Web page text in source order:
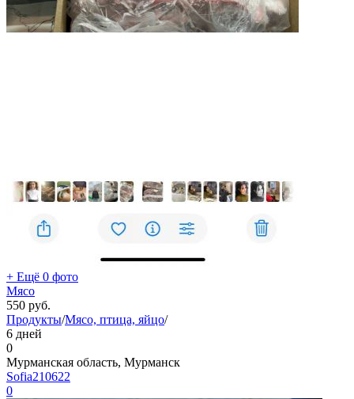
+ Ещё 0 фото
Мясо
550 руб.
Продукты/Мясо, птица, яйцо/
6 дней
0
Мурманская область, Мурманск
Sofia210622
0